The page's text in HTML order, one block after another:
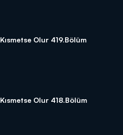
Kısmetse Olur 419.Bölüm
Kısmetse Olur 418.Bölüm